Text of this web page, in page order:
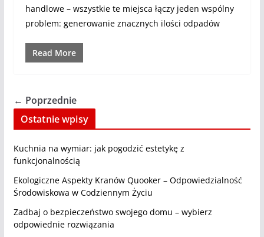
handlowe – wszystkie te miejsca łączy jeden wspólny
problem: generowanie znacznych ilości odpadów
Read More
← Poprzednie
Ostatnie wpisy
Kuchnia na wymiar: jak pogodzić estetykę z
funkcjonalnością
Ekologiczne Aspekty Kranów Quooker – Odpowiedzialność
Środowiskowa w Codziennym Życiu
Zadbaj o bezpieczeństwo swojego domu – wybierz
odpowiednie rozwiązania